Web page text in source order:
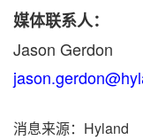
媒体联系人：
Jason Gerdon
消息来源：Hyland